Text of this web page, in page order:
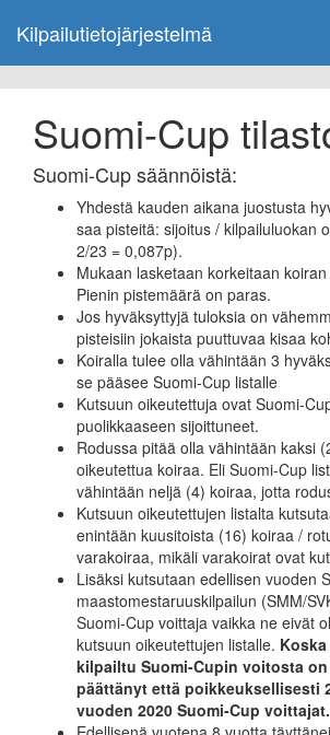
Kilpailutietojärjestelmä
Suomi-Cup
Suomi-Cup säännöistä:
Yhdestä kauden aikana juostusta
saa pisteitä: sijoitus / kilpailuluokan
2/23 = 0,087p).
Mukaan lasketaan korkeitaan
Pienin pistemäärä on paras.
Jos hyväksyttyjä tuloksia on
pisteisiin jokaista puuttuvaa kisaa
Koiralla tulee olla vähintään 3
se pääsee Suomi-Cup listalle
Kutsuun oikeutettuja ovat Suomi-
puolikkaaseen sijoittuneet.
Rodussa pitää olla vähintään kaksi
oikeutettua koiraa. Eli Suomi-Cup
vähintään neljä (4) koiraa, jotta
Kutsuun oikeutettujen listalta
enintään kuusitoista (16) koiraa /
varakoiraa, mikäli varakoirat ovat
Lisäksi kutsutaan edellisen vuoden
maastomestaruuskilpailun (SMM/
Suomi-Cup voittaja vaikka ne eivät
kutsuun oikeutettujen listalle.
kilpailtu Suomi-Cupin voitosta
päättänyt että poikkeuksellisesti
vuoden 2020 Suomi-Cup voittajat.